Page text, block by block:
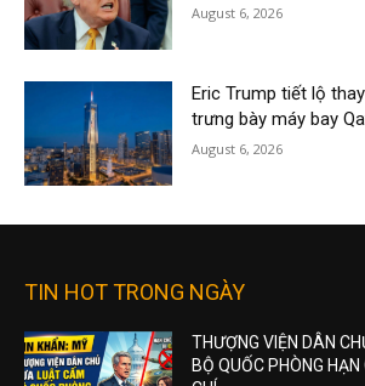
August 6, 2026
Eric Trump tiết lộ
trưng bày máy bay
August 6, 2026
TIN HOT TRONG NGÀY
THƯỢNG VIỆN DÂN
BỘ QUỐC PHÒNG